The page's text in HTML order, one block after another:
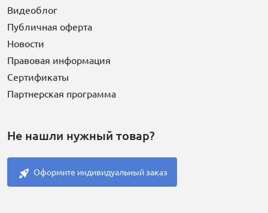
Видеоблог
Публичная оферта
Новости
Правовая информация
Сертификаты
Партнерская программа
Не нашли нужный товар?
Оформите индивидуальный заказ